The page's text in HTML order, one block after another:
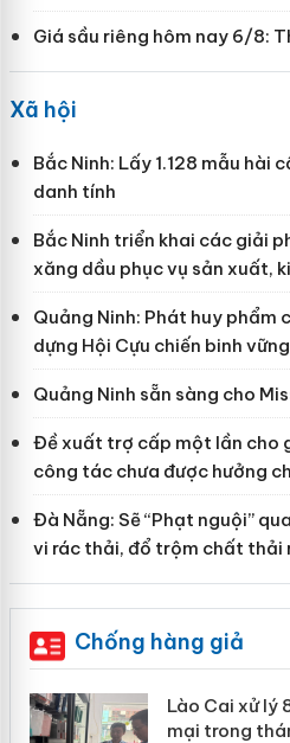
Giá sầu riêng hôm nay 6/8:
Xã hội
Bắc Ninh: Lấy 1.128 mẫu hài
danh tính
Bắc Ninh triển khai các giải
xăng dầu phục vụ sản xuất,
Quảng Ninh: Phát huy phẩm
dựng Hội Cựu chiến binh
Quảng Ninh sẵn sàng cho
Đề xuất trợ cấp một lần cho
công tác chưa được hưởng
Đà Nẵng: Sẽ “Phạt nguội”
vi rác thải, đổ trộm chất thải
Chống hàng giả
Lào Cai xử lý
mại trong